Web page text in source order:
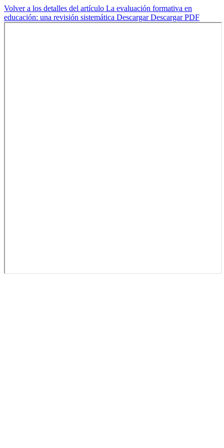
Volver a los detalles del artículo La evaluación formativa en
educación: una revisión sistemática DescargarDescargar PDF